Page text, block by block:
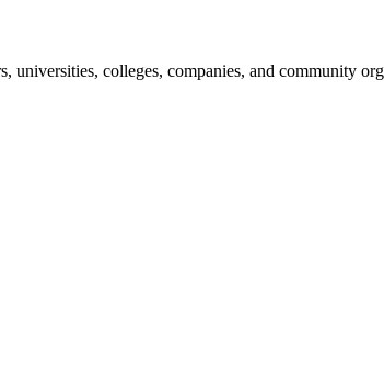
universities, colleges, companies, and community